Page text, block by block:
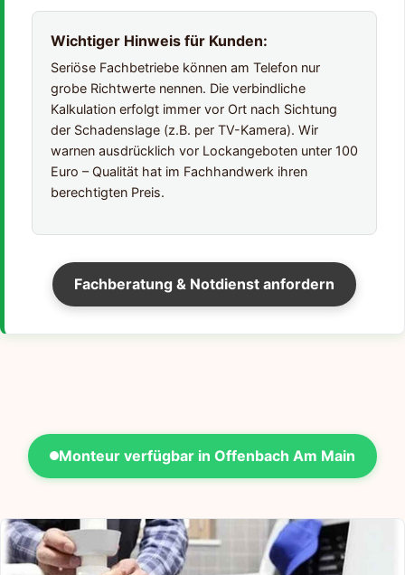
Wichtiger Hinweis für Kunden:
Seriöse Fachbetriebe können am Telefon nur
grobe Richtwerte nennen. Die verbindliche
Kalkulation erfolgt immer vor Ort nach Sichtung
der Schadenslage (z.B. per TV-Kamera). Wir
warnen ausdrücklich vor Lockangeboten unter 100
Euro – Qualität hat im Fachhandwerk ihren
berechtigten Preis.
Fachberatung & Notdienst anfordern
Monteur verfügbar in Offenbach Am Main